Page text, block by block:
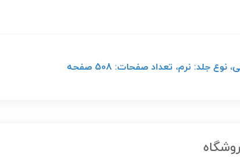
جلد: نرم، تعداد صفحات: 508 صفحه